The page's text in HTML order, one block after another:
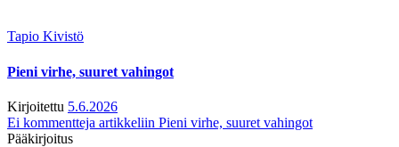
Tapio Kivistö
Pieni virhe, suuret vahingot
Kirjoitettu 5.6.2026
Ei kommentteja artikkeliin Pieni virhe, suuret vahingot
Pääkirjoitus